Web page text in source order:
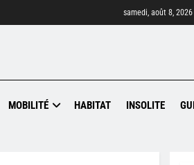
samedi, août 8, 2026
MOBILITÉ HABITAT INSOLITE